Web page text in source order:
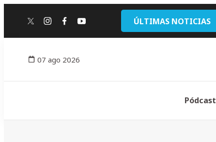
twitterinstagram
facebook
youtube ÚLTIMAS NOTICIAS
07 ago 2026
Pódcast